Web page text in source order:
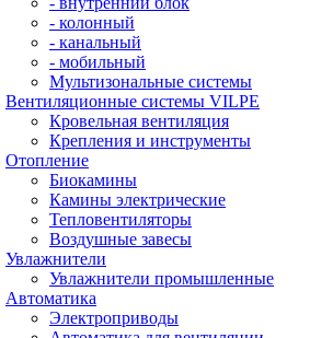
- колонный
- канальный
- мобильный
Мультизональные системы
Вентиляционные системы VILPE
Кровельная вентиляция
Крепления и инструменты
Отопление
Биокамины
Камины электрические
Тепловентиляторы
Воздушные завесы
Увлажнители
Увлажнители промышленные
Автоматика
Электроприводы